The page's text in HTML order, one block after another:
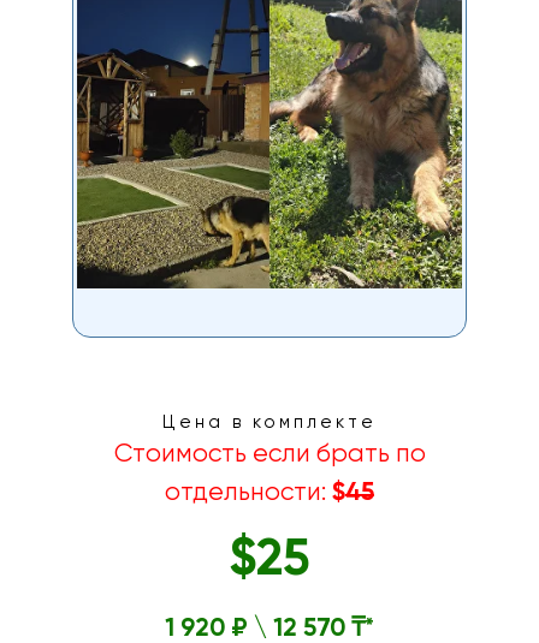
$25
Цена в комплекте
Стоимость если брать по
отдельности: $45
1 920 ₽ \ 12 570 ₸*